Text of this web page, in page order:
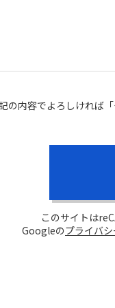
の内容でよろしければ
このサイトは
Googleのプライバ